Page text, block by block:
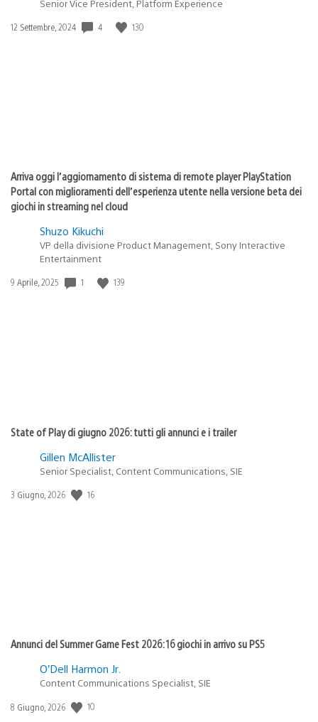
Senior Vice President, Platform Experience
Data
12 Settembre, 2024 4 130
Arriva oggi l’aggiornamento di sistema di remote player PlayStation
Portal con miglioramenti dell’esperienza utente nella versione beta dei
giochi in streaming nel cloud
Shuzo Kikuchi
VP della divisione Product Management, Sony Interactive
Entertainment
Data
9 Aprile, 2025 1 139
State of Play di giugno 2026: tutti gli annunci e i trailer
Gillen McAllister
Senior Specialist, Content Communications, SIE
Data
3 Giugno, 2026 16
Annunci del Summer Game Fest 2026: 16 giochi in arrivo su PS5
O’Dell Harmon Jr.
Content Communications Specialist, SIE
Data
8 Giugno, 2026 10